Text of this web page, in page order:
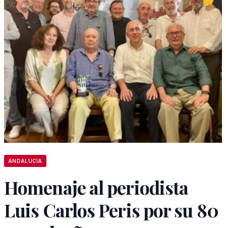
ANDALUCÍA
Homenaje al periodista
Luis Carlos Peris por su 80